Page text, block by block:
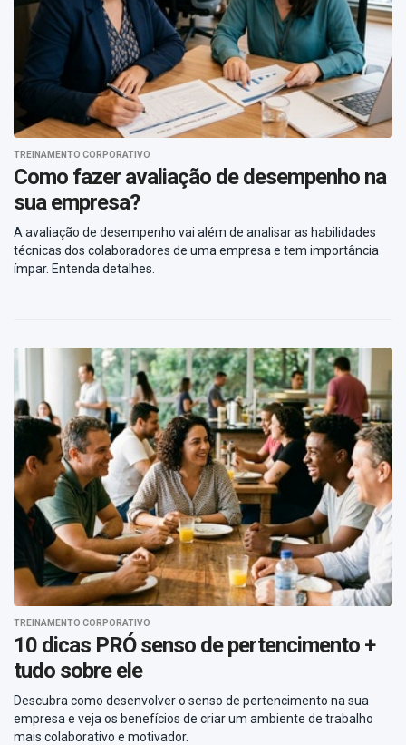
TREINAMENTO CORPORATIVO
Como fazer avaliação de desempenho na
sua empresa?
A avaliação de desempenho vai além de analisar as habilidades
técnicas dos colaboradores de uma empresa e tem importância
ímpar. Entenda detalhes.
TREINAMENTO CORPORATIVO
10 dicas PRÓ senso de pertencimento +
tudo sobre ele
Descubra como desenvolver o senso de pertencimento na sua
empresa e veja os benefícios de criar um ambiente de trabalho
mais colaborativo e motivador.